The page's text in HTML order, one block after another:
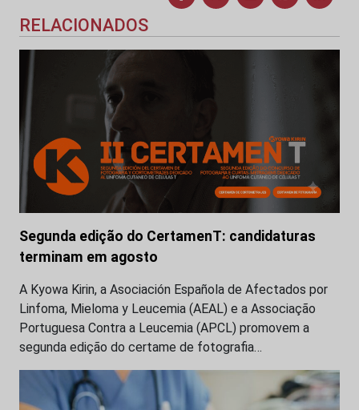
RELACIONADOS
Segunda edição do CertamenT: candidaturas
terminam em agosto
A Kyowa Kirin, a Asociación Española de Afectados por
Linfoma, Mieloma y Leucemia (AEAL) e a Associação
Portuguesa Contra a Leucemia (APCL) promovem a
segunda edição do certame de fotografia…